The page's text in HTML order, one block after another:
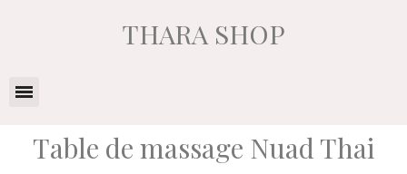
THARA SHOP
Table de massage Nuad Thai